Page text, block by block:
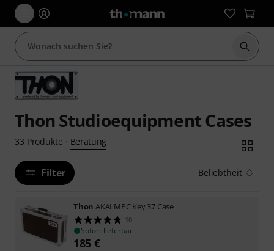
Suche
Thon Studioequipment Cases
33 Produkte · Beratung
Filter Beliebtheit
Thon AKAI MPC Key 37 Case
10
Sofort lieferbar
185 €